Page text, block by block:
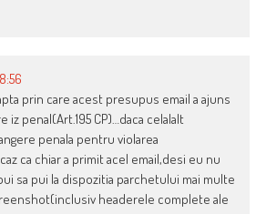
prin care acest presupus email a ajuns
iz penal(Art.195 CP)…daca celalalt
penala pentru violarea
ca chiar a primit acel email,desi eu nu
sa pui la dispozitia parchetului mai multe
headerele complete ale